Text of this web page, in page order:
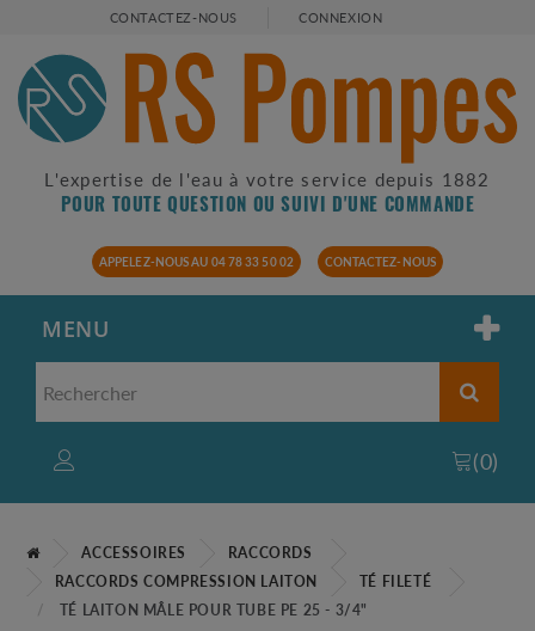
CONTACTEZ-NOUS CONNEXION
L'expertise de l'eau à votre service depuis 1882
POUR TOUTE QUESTION OU SUIVI D'UNE COMMANDE
APPELEZ-NOUS AU 04 78 33 50 02 CONTACTEZ-NOUS
MENU
(0)
ACCESSOIRES
RACCORDS
RACCORDS COMPRESSION LAITON
TÉ FILETÉ
TÉ LAITON MÂLE POUR TUBE PE 25 - 3/4"